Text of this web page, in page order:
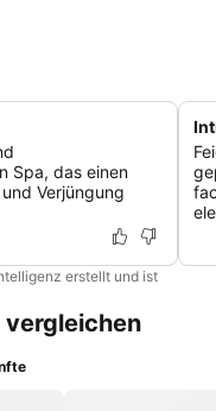
Spa, das einen
Verjüngung
erstellt und ist